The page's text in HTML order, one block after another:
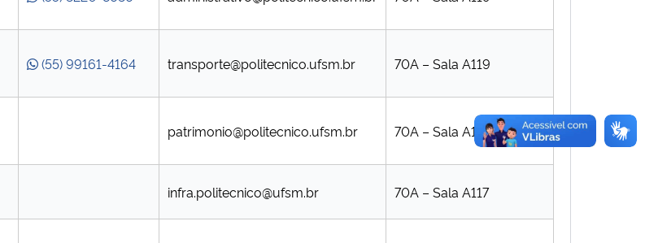
(55) 99161-4164 transporte@politecnico.ufsm.br 70A – Sala A119
patrimonio@politecnico.ufsm.br 70A – Sala A119
infra.politecnico@ufsm.br 70A – Sala A117